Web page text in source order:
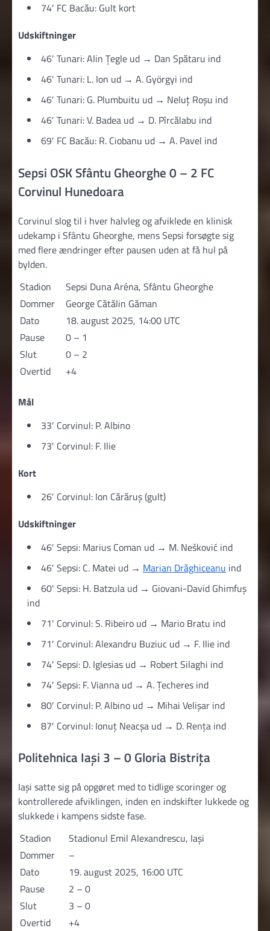
74′ FC Bacău: Gult kort
Udskiftninger
46′ Tunari: Alin Țegle ud → Dan Spătaru ind
46′ Tunari: L. Ion ud → A. Györgyi ind
46′ Tunari: G. Plumbuitu ud → Neluț Roșu ind
46′ Tunari: V. Badea ud → D. Pîrcălabu ind
69′ FC Bacău: R. Ciobanu ud → A. Pavel ind
Sepsi OSK Sfântu Gheorghe 0 – 2 FC
Corvinul Hunedoara
Corvinul slog til i hver halvleg og afviklede en klinisk
udekamp i Sfântu Gheorghe, mens Sepsi forsøgte sig
med flere ændringer efter pausen uden at få hul på
bylden.
Stadion
Sepsi Duna Aréna, Sfântu Gheorghe
Dommer
George Cătălin Găman
Dato
18. august 2025, 14:00 UTC
Pause
0 – 1
Slut
0 – 2
Overtid
+4
Mål
33′ Corvinul: P. Albino
73′ Corvinul: F. Ilie
Kort
26′ Corvinul: Ion Cărăruș (gult)
Udskiftninger
46′ Sepsi: Marius Coman ud → M. Nešković ind
46′ Sepsi: C. Matei ud → Marian Drăghiceanu ind
60′ Sepsi: H. Batzula ud → Giovani-David Ghimfuș
ind
71′ Corvinul: S. Ribeiro ud → Mario Bratu ind
71′ Corvinul: Alexandru Buziuc ud → F. Ilie ind
74′ Sepsi: D. Iglesias ud → Robert Silaghi ind
74′ Sepsi: F. Vianna ud → A. Țecheres ind
80′ Corvinul: P. Albino ud → Mihai Velișar ind
87′ Corvinul: Ionuț Neacșa ud → D. Rența ind
Politehnica Iași 3 – 0 Gloria Bistrița
Iași satte sig på opgøret med to tidlige scoringer og
kontrollerede afviklingen, inden en indskifter lukkede og
slukkede i kampens sidste fase.
Stadion
Stadionul Emil Alexandrescu, Iași
Dommer
–
Dato
19. august 2025, 16:00 UTC
Pause
2 – 0
Slut
3 – 0
Overtid
+4